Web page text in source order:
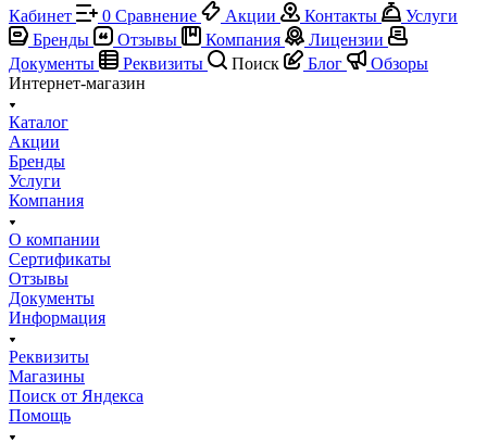
Кабинет
0 Сравнение Акции Контакты
Услуги
Бренды
Отзывы Компания
Лицензии
Документы
Реквизиты Поиск Блог
Обзоры
Интернет-магазин
Каталог
Акции
Бренды
Услуги
Компания
О компании
Сертификаты
Отзывы
Документы
Информация
Реквизиты
Магазины
Поиск от Яндекса
Помощь